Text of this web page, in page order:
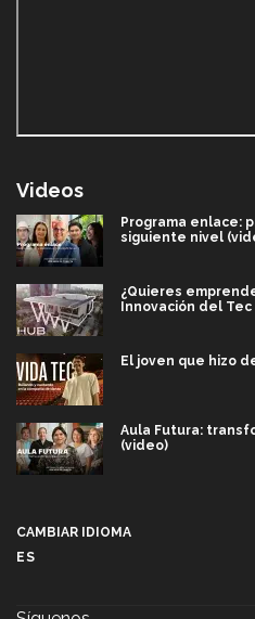
Videos
Programa enlace:
siguiente nivel
¿Quieres
Innovación del Tec
El joven que hizo
Aula Futura:
(video)
CAMBIAR IDIOMA
ES